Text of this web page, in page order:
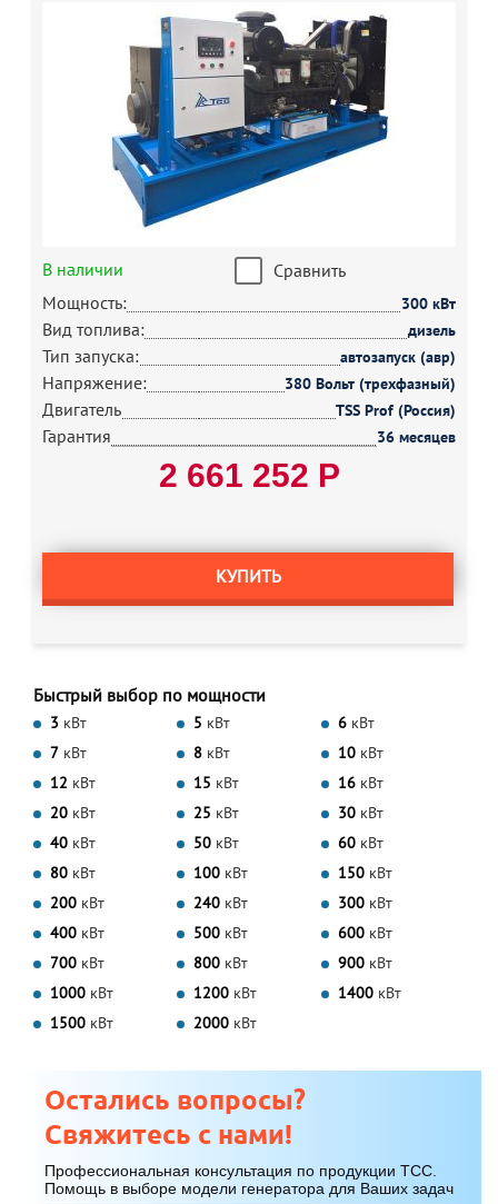
В наличии
Сравнить
Мощность:
300 кВт
Вид топлива: дизель
Тип запуска: автозапуск (авр)
Напряжение: 380 Вольт (трехфазный)
Двигатель TSS Prof (Россия)
Гарантия 36 месяцев
2 661 252 Р
КУПИТЬ
Быстрый выбор по мощности
3 кВт 5 кВт 6 кВт
7 кВт 8 кВт 10 кВт
12 кВт 15 кВт 16 кВт
20 кВт 25 кВт 30 кВт
40 кВт 50 кВт 60 кВт
80 кВт 100 кВт 150 кВт
200 кВт 240 кВт 300 кВт
400 кВт 500 кВт 600 кВт
700 кВт 800 кВт 900 кВт
1000 кВт 1200 кВт 1400 кВт
1500 кВт 2000 кВт
Остались вопросы?
Свяжитесь с нами!
Профессиональная консультация по продукции ТСС.
Помощь в выборе модели генератора для Ваших задач